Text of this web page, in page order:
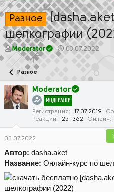
Разное
шелкографии
А
т
о
р
т
е
Moderator
Д
а
ч
а
л
а
03.07.2022
Разное
Moderator
МОДЕРАТОР
Регистрация 17.07.2019
Реакции
251 362 Онлайн
03.07.2022
Автор: dasha.aket
Название: Онлайн-курс по